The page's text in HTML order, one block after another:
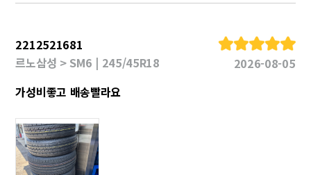
2212521681
르노삼성 > SM6 | 245/45R18
2026-08-05
가성비좋고 배송빨라요